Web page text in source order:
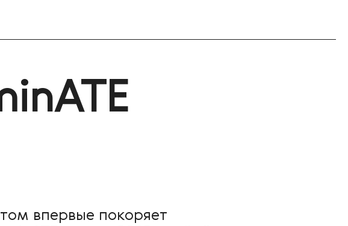
впервые покоряет